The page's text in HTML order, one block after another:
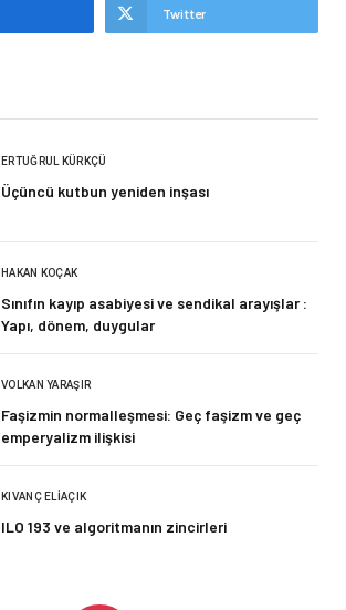
Twitter
ERTUĞRUL KÜRKÇÜ
Üçüncü kutbun yeniden inşası
HAKAN KOÇAK
Sınıfın kayıp asabiyesi ve sendikal arayışlar :
Yapı, dönem, duygular
VOLKAN YARAŞIR
Faşizmin normalleşmesi: Geç faşizm ve geç
emperyalizm ilişkisi
KIVANÇ ELIAÇIK
ILO 193 ve algoritmanın zincirleri